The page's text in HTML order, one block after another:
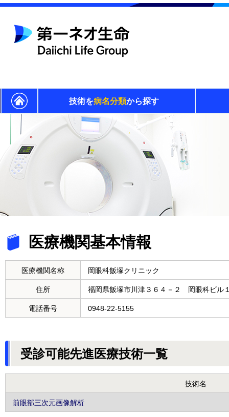
技術を病名分類から探す
医療機関基本情報
医療機関名称 岡眼科飯塚クリニック
住所 福岡県飯塚市川津３６４－２ 岡眼科ビル
電話番号 0948-22-5155
受診可能先進医療技術一覧
技術名
前眼部三次元画像解析